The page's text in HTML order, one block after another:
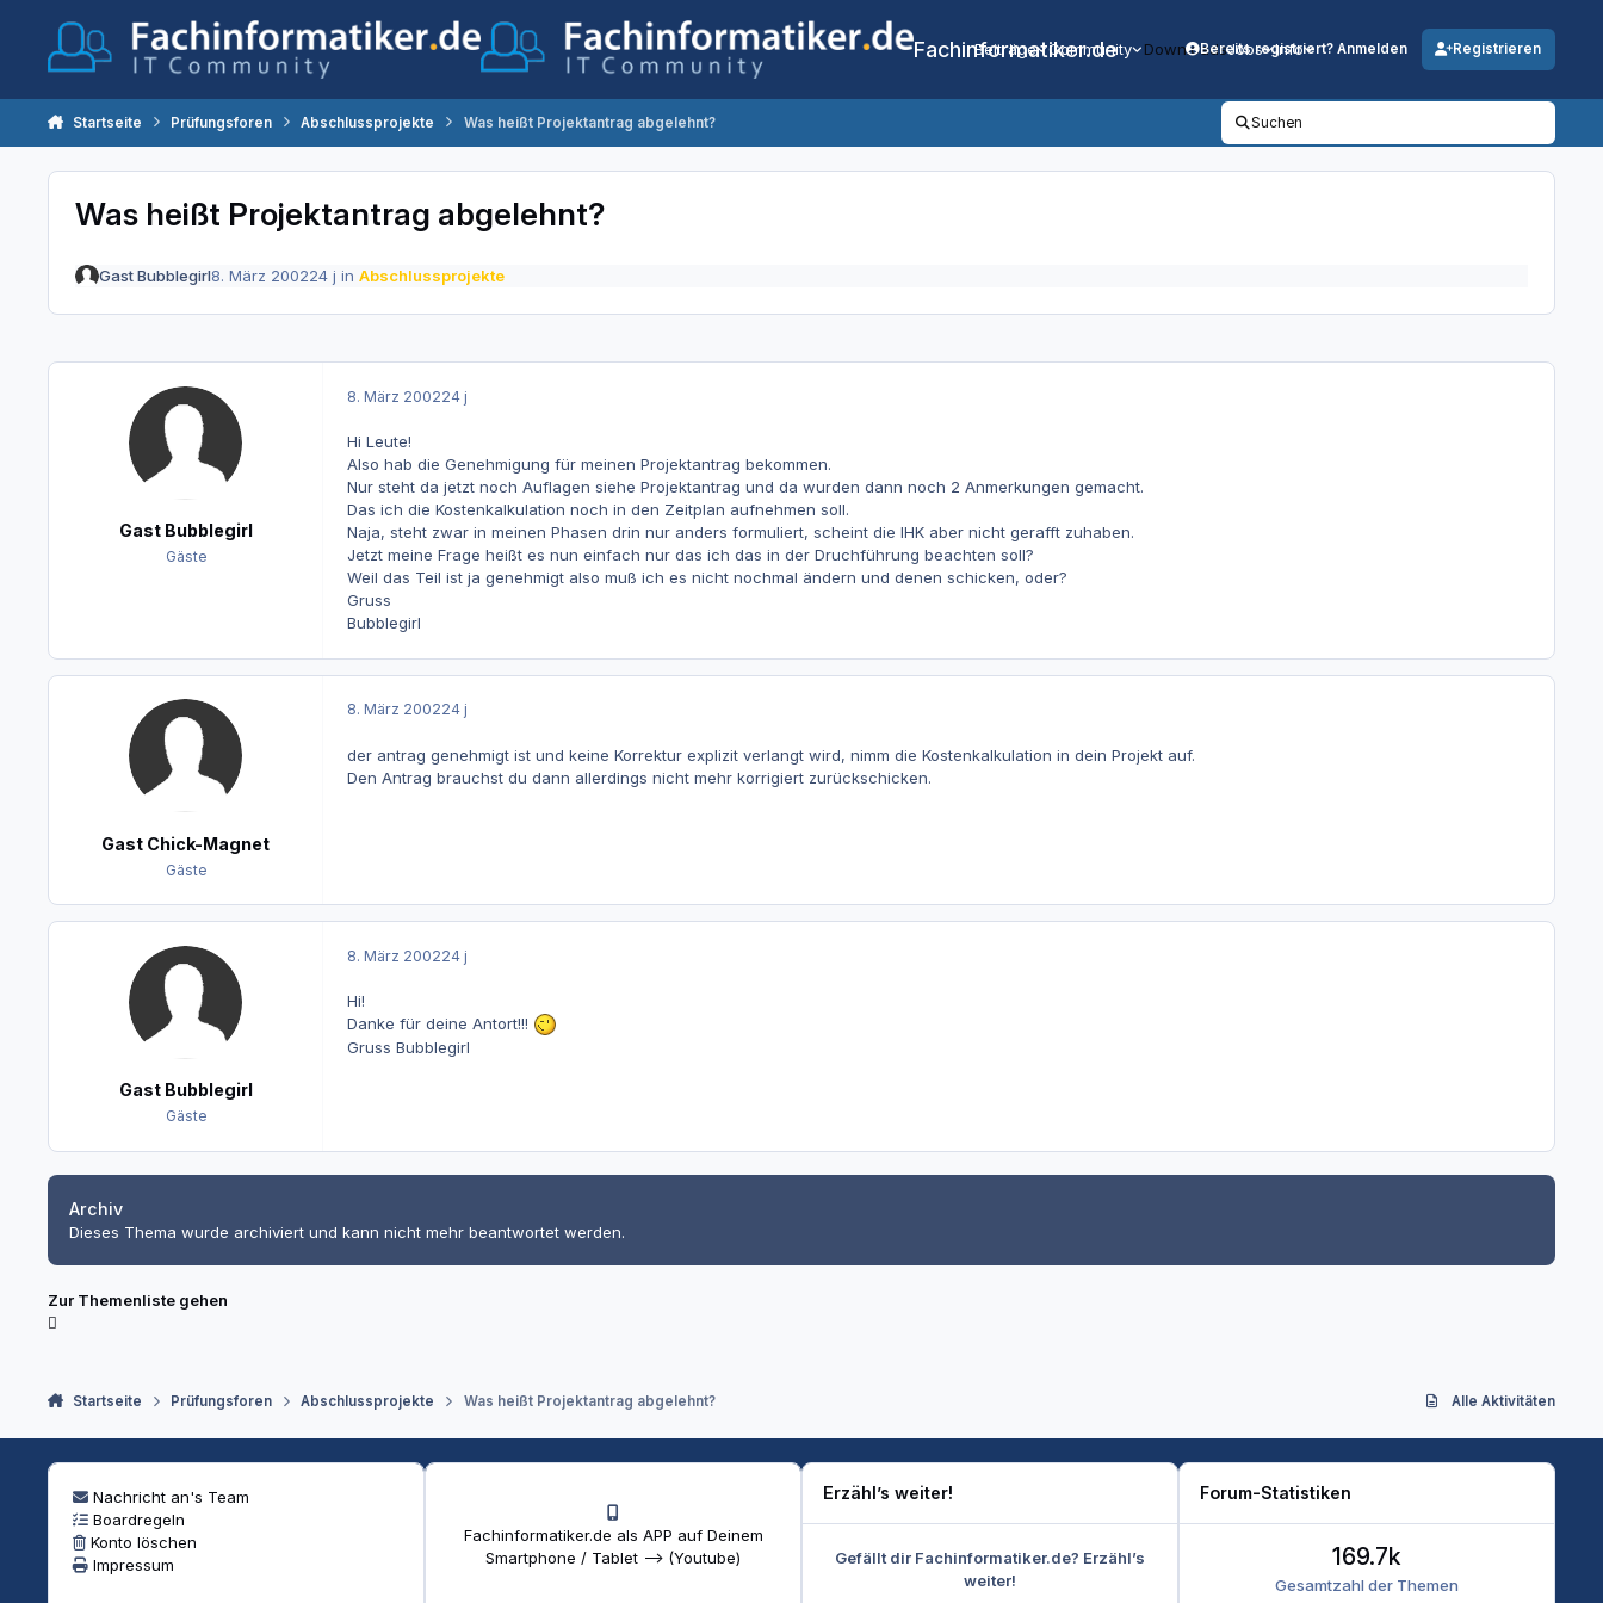
Fachinformatiker.de
Beiträge Community DownloadsJobs Info
Bereits registriert? Anmelden Registrieren
Startseite Prüfungsforen Abschlussprojekte Was heißt Projektantrag abgelehnt? Suchen
Was heißt Projektantrag abgelehnt?
Gast Bubblegirl8. März 200224 j in Abschlussprojekte
Gast Bubblegirl
Gäste
8. März 200224 j
Hi Leute!
Also hab die Genehmigung für meinen Projektantrag bekommen.
Nur steht da jetzt noch Auflagen siehe Projektantrag und da wurden dann noch 2 Anmerkungen gemacht.
Das ich die Kostenkalkulation noch in den Zeitplan aufnehmen soll.
Naja, steht zwar in meinen Phasen drin nur anders formuliert, scheint die IHK aber nicht gerafft zuhaben.
Jetzt meine Frage heißt es nun einfach nur das ich das in der Druchführung beachten soll?
Weil das Teil ist ja genehmigt also muß ich es nicht nochmal ändern und denen schicken, oder?
Gruss
Bubblegirl
Gast Chick-Magnet
Gäste
8. März 200224 j
der antrag genehmigt ist und keine Korrektur explizit verlangt wird, nimm die Kostenkalkulation in dein Projekt auf.
Den Antrag brauchst du dann allerdings nicht mehr korrigiert zurückschicken.
Gast Bubblegirl
Gäste
8. März 200224 j
Hi!
Danke für deine Antort!!!
Gruss Bubblegirl
Archiv
Dieses Thema wurde archiviert und kann nicht mehr beantwortet werden.
Zur Themenliste gehen
Startseite Prüfungsforen Abschlussprojekte Was heißt Projektantrag abgelehnt? Alle Aktivitäten
Nachricht an's Team
Boardregeln
Konto löschen
Impressum
Fachinformatiker.de als APP auf Deinem
Smartphone / Tablet --> (Youtube)
Erzähl’s weiter!
Gefällt dir Fachinformatiker.de? Erzähl’s
weiter!
Forum-Statistiken
Gesamtzahl der Themen
169.7k